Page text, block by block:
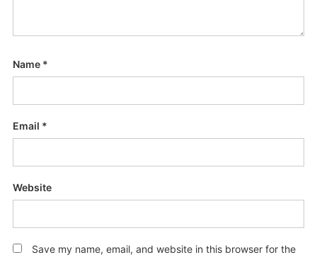
Name *
Email *
Website
Save my name, email, and website in this browser for the